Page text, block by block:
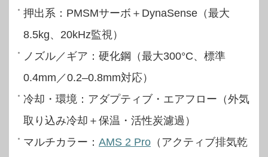
押出系：PMSMサーボ＋DynaSense（最大
8.5kg、20kHz監視）
ノズル／ギア：硬化鋼（最大300°C、標準
0.4mm／0.2–0.8mm対応）
冷却・環境：アダプティブ・エアフロー（外気
取り込み冷却＋保温・活性炭濾過）
マルチカラー： AMS 2 Pro （アクティブ排気乾